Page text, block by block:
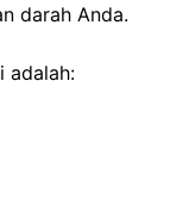
darah Anda.
adalah: